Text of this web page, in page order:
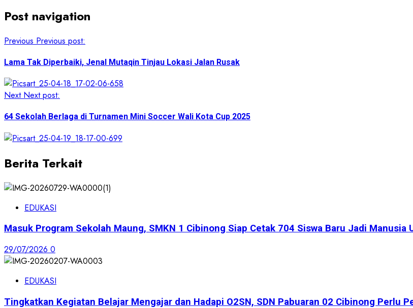
Post navigation
Previous Previous post:
Lama Tak Diperbaiki, Jenal Mutaqin Tinjau Lokasi Jalan Rusak
Next Next post:
64 Sekolah Berlaga di Turnamen Mini Soccer Wali Kota Cup 2025
Berita Terkait
EDUKASI
Masuk Program Sekolah Maung, SMKN 1 Cibinong Siap Cetak 704 Siswa Baru Jadi Manusia
29/07/2026 0
EDUKASI
Tingkatkan Kegiatan Belajar Mengajar dan Hadapi O2SN, SDN Pabuaran 02 Cibinong Perlu